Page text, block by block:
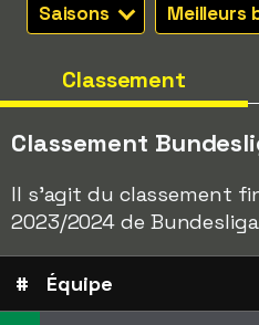
Saisons Meilleurs
Classement
Classement
Il s'agit du classement
2023/2024 de
# Équipe